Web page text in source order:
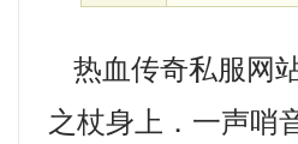
热血传奇私服网
之杖身上．一声哨